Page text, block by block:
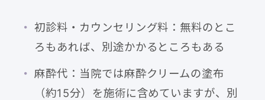
初診料・カウンセリング料：無料のとこ
ろもあれば、別途かかるところもある
麻酔代：当院では麻酔クリームの塗布
（約15分）を施術に含めていますが、別